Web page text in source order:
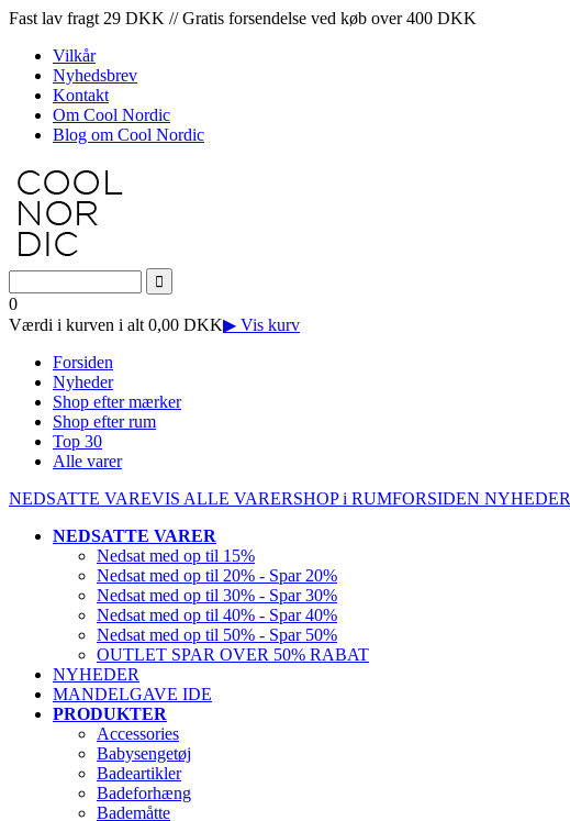
Fast lav fragt 29 DKK // Gratis forsendelse ved køb over 400 DKK
Vilkår
Nyhedsbrev
Kontakt
Om Cool Nordic
Blog om Cool Nordic
0
Værdi i kurven i alt 0,00 DKK▶ Vis kurv
Forsiden
Nyheder
Shop efter mærker
Shop efter rum
Top 30
Alle varer
NEDSATTE VAREVIS ALLE VARERSHOP i RUMFORSIDEN NYHEDER
NEDSATTE VARER
Nedsat med op til 15%
Nedsat med op til 20% - Spar 20%
Nedsat med op til 30% - Spar 30%
Nedsat med op til 40% - Spar 40%
Nedsat med op til 50% - Spar 50%
OUTLET SPAR OVER 50% RABAT
NYHEDER
MANDELGAVE IDE
PRODUKTER
Accessories
Babysengetøj
Badeartikler
Badeforhæng
Bademåtte